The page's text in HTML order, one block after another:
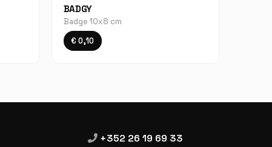
BADGY
Badge 10x8 cm
€ 0,10
+352 26 19 69 33